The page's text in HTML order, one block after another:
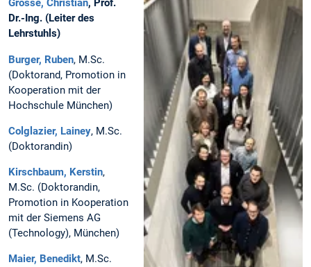
Grosse, Christian, Prof.
Dr.-Ing. (Leiter des
Lehrstuhls)
Burger, Ruben, M.Sc.
(Doktorand, Promotion in
Kooperation mit der
Hochschule München)
Colglazier, Lainey, M.Sc.
(Doktorandin)
Kirschbaum, Kerstin,
M.Sc. (Doktorandin,
Promotion in Kooperation
mit der Siemens AG
(Technology), München)
Maier, Benedikt, M.Sc.